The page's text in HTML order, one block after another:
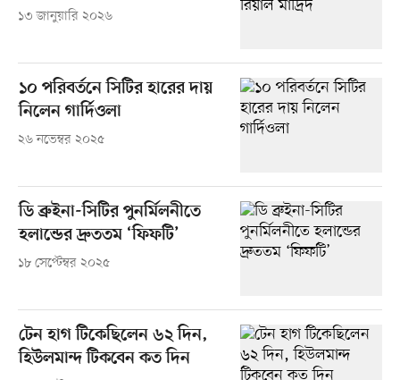
১৩ জানুয়ারি ২০২৬
১০ পরিবর্তনে সিটির হারের দায়
নিলেন গার্দিওলা
২৬ নভেম্বর ২০২৫
ডি ব্রুইনা-সিটির পুনর্মিলনীতে
হলান্ডের দ্রুততম ‘ফিফটি’
১৮ সেপ্টেম্বর ২০২৫
টেন হাগ টিকেছিলেন ৬২ দিন,
হিউলমান্দ টিকবেন কত দিন